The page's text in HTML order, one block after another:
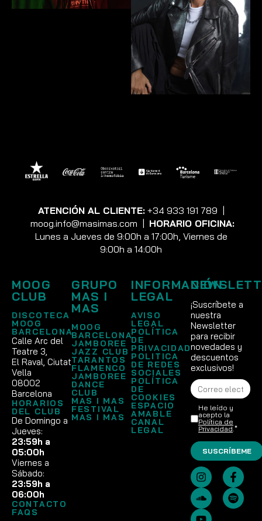
ATENCIÓN AL CLIENTE: +34 933 191 789
moog.info@masimas.com
HORARIO OFICINA:
Lunes a Jueves de 9:00h a 17:00h, Viernes de
9:00h a 14:00h
MOOG
CLUB
DISCOTECA
MOOG
BARCELONA
Calle Arc del
Teatre 3,
El Raval, Ciutat
Vella
08002
Barcelona
HORARIOS
DEL CLUB
De Domingo a
Jueves:
23:59h a
05:00h
Viernes a
Sábado:
23:59h a
06:00h
CONTACTO
FAQS
GRUPO
MAS I
MAS
MOOG
BARCELONA
JAMBOREE
JAZZ CLUB
TARANTOS
FLAMENCO
JAMBOREE
DANCE
CLUB
MAS I MAS
FESTIVAL
MAS I MAS
INFORMACIÓN
LEGAL
AVISO
LEGAL
POLÍTICA
DE
PRIVACIDAD
POLITICA
DE REDES
SOCIALES
POLÍTICA
DE
COOKIES
ESPACIO
AMABLE
CANAL
LEGAL
¡Suscríbete a
nuestra
Newsletter
para recibir
novedades y
descuentos
exclusivos!
He leído y
acepto la
Política de
Privacidad.*
SUSCRÍBEME